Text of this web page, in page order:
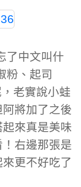
了中文叫什
粉、起司
老實說小蛙
將加了之後
來真是美味
右邊那張是
更不好吃了